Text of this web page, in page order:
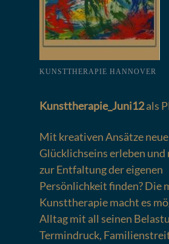
KUNSTTHERAPIE HANNOVER
Kunsttherapie_Juni12als
Mit kreativen Ansätze
Glücklichseins erleben und
zur Entfaltung der eigenen
Persönlichkeit finden? Die
Kunsttherapie macht es
Alltag mit all seinen
Termindruck,